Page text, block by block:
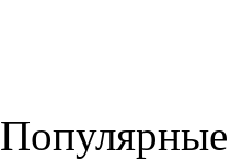
Популярные